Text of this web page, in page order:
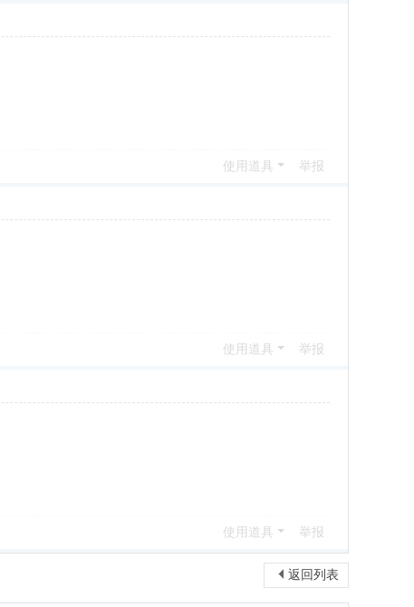
使用道具 举报
使用道具 举报
使用道具 举报
返回列表